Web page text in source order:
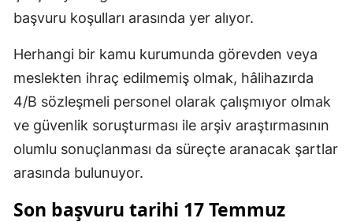
başvuru koşulları arasında yer alıyor.
Herhangi bir kamu kurumunda görevden veya
meslekten ihraç edilmemiş olmak, hâlihazırda
4/B sözleşmeli personel olarak çalışmıyor olmak
ve güvenlik soruşturması ile arşiv araştırmasının
olumlu sonuçlanması da süreçte aranacak şartlar
arasında bulunuyor.
Son başvuru tarihi 17 Temmuz